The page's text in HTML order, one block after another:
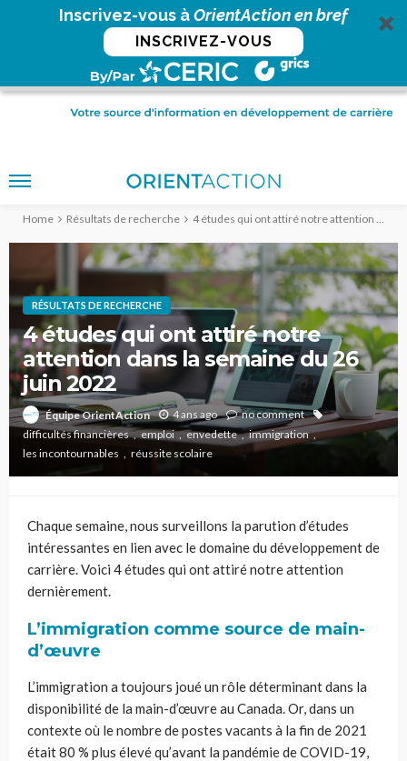
Inscrivez-vous àOrientAction en bref
INSCRIVEZ-VOUS
Home Résultats de recherche 4 études qui ont attiré notre attention dans la semaine du 26 juin 2022
RÉSULTATS DE RECHERCHE
4 études qui ont attiré notre
attention dans la semaine du 26
juin 2022
Équipe OrientAction 4 ans ago
no comment
difficultés financières
emploi envedette
immigration
les incontournables
réussite scolaire
Chaque semaine, nous surveillons la parution d’études
intéressantes en lien avec le domaine du développement de
carrière. Voici 4 études qui ont attiré notre attention
dernièrement.
L’immigration comme source de main-
d’œuvre
L’immigration a toujours joué un rôle déterminant dans la
disponibilité de la main-d’œuvre au Canada. Or, dans un
contexte où le nombre de postes vacants à la fin de 2021
était 80 % plus élevé qu’avant la pandémie de COVID-19,